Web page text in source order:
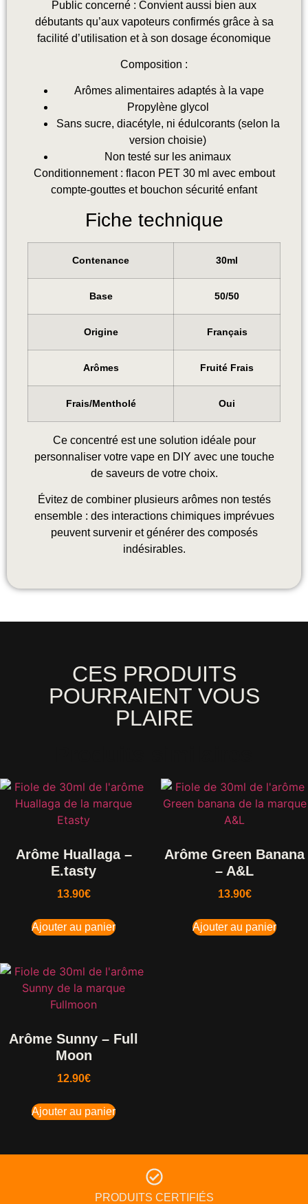
Public concerné : Convient aussi bien aux
débutants qu’aux vapoteurs confirmés grâce à sa
facilité d’utilisation et à son dosage économique
Composition :
Arômes alimentaires adaptés à la vape
Propylène glycol
Sans sucre, diacétyle, ni édulcorants (selon la
version choisie)
Non testé sur les animaux
Conditionnement : flacon PET 30 ml avec embout
compte-gouttes et bouchon sécurité enfant
Fiche technique
Contenance 30ml
Base 50/50
Origine Français
Arômes Fruité Frais
Frais/Mentholé Oui
Ce concentré est une solution idéale pour
personnaliser votre vape en DIY avec une touche
de saveurs de votre choix.
Évitez de combiner plusieurs arômes non testés
ensemble : des interactions chimiques imprévues
peuvent survenir et générer des composés
indésirables.
CES PRODUITS
POURRAIENT VOUS
PLAIRE
Arôme Huallaga –
E.tasty
13.90€
Ajouter au panier
Arôme Green Banana
– A&L
13.90€
Ajouter au panier
Arôme Sunny – Full
Moon
12.90€
Ajouter au panier
PRODUITS CERTIFIÉS